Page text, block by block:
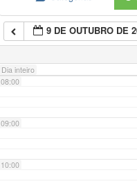
9 DE OUTUBRO DE
Dia inteiro
07:00
08:00
09:00
10:00